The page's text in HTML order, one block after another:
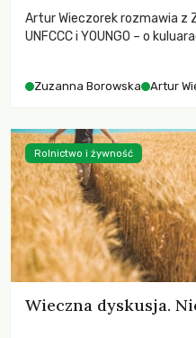
Artur Wieczorek rozmawia z
UNFCCC i YOUNGO – o
Zuzanna Borowska Artur
Wieczna dyskusja.
Rolnictwo i żywność